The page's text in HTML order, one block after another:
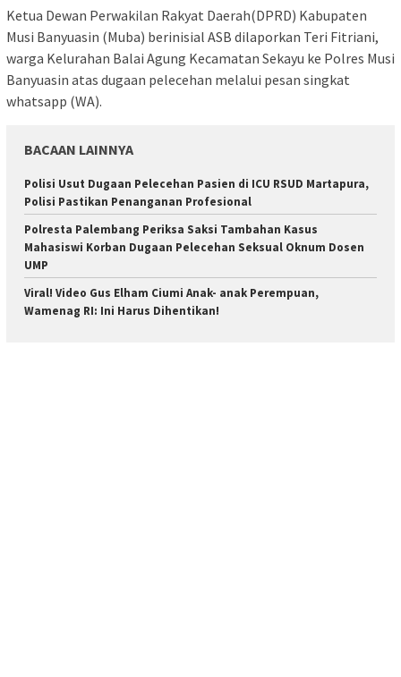
Ketua Dewan Perwakilan Rakyat Daerah(DPRD) Kabupaten
Musi Banyuasin (Muba) berinisial ASB dilaporkan Teri Fitriani,
warga Kelurahan Balai Agung Kecamatan Sekayu ke Polres Musi
Banyuasin atas dugaan pelecehan melalui pesan singkat
whatsapp (WA).
BACAAN LAINNYA
Polisi Usut Dugaan Pelecehan Pasien di ICU RSUD Martapura,
Polisi Pastikan Penanganan Profesional
Polresta Palembang Periksa Saksi Tambahan Kasus
Mahasiswi Korban Dugaan Pelecehan Seksual Oknum Dosen
UMP
Viral! Video Gus Elham Ciumi Anak- anak Perempuan,
Wamenag RI: Ini Harus Dihentikan!